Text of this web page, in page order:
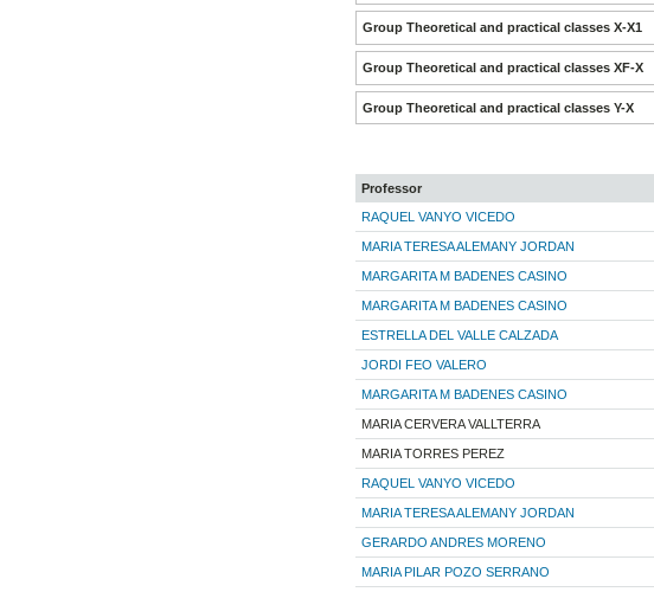
Group Theoretical and practical classes X-X1
Group Theoretical and practical classes XF-X
Group Theoretical and practical classes Y-X
Professor
RAQUEL VANYO VICEDO
MARIA TERESA ALEMANY JORDAN
MARGARITA M BADENES CASINO
MARGARITA M BADENES CASINO
ESTRELLA DEL VALLE CALZADA
JORDI FEO VALERO
MARGARITA M BADENES CASINO
MARIA CERVERA VALLTERRA
MARIA TORRES PEREZ
RAQUEL VANYO VICEDO
MARIA TERESA ALEMANY JORDAN
GERARDO ANDRES MORENO
MARIA PILAR POZO SERRANO